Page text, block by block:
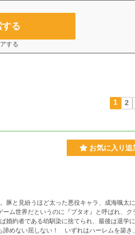
る
する
1 2
お気に入り追
豚と見紛うほど太った悪役キャラ、成海颯太
ム世界だというのに『ブタオ』と呼ばれ、ク
婚約者である幼馴染に捨てられ、最後は退学
めない屈しない！ いずれはハーレムを築き